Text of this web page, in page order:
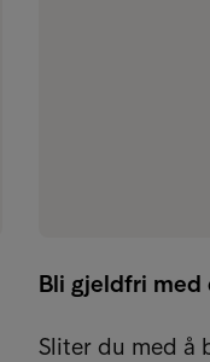
Bli gjeldfri med
Sliter du med å